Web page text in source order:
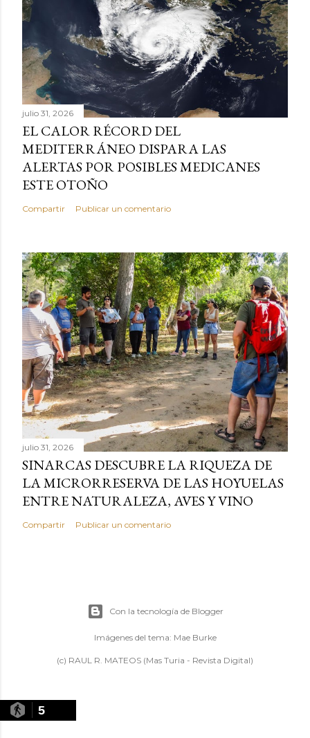
julio 31, 2026
EL CALOR RÉCORD DEL
MEDITERRÁNEO DISPARA LAS
ALERTAS POR POSIBLES MEDICANES
ESTE OTOÑO
Compartir Publicar un comentario
julio 31, 2026
SINARCAS DESCUBRE LA RIQUEZA DE
LA MICRORRESERVA DE LAS HOYUELAS
ENTRE NATURALEZA, AVES Y VINO
Compartir Publicar un comentario
Con la tecnología de Blogger
Imágenes del tema: Mae Burke
(c) RAUL R. MATEOS (Mas Turia - Revista Digital)
5